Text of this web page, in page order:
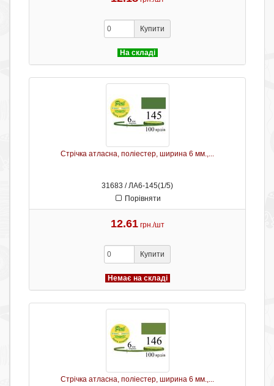
Купити
На складі
Стрічка атласна, поліестер, ширина 6 мм.,...
31683 / ЛА6-145(1/5)
Порівняти
12.61 грн./шт
Купити
Немає на складі
Стрічка атласна, поліестер, ширина 6 мм.,...